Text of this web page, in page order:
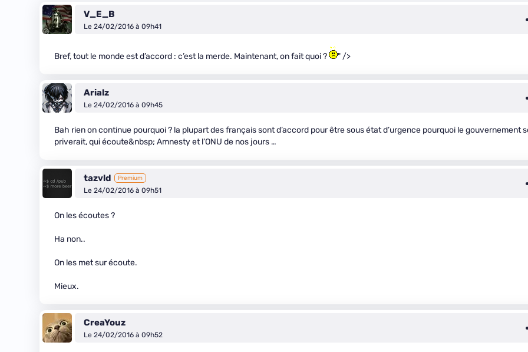
V_E_B
Le 24/02/2016 à 09h41
Bref, tout le monde est d’accord : c’est la merde. Maintenant, on fait quoi ? " />
Arialz
Le 24/02/2016 à 09h45
Bah rien on continue pourquoi ? la plupart des français sont d’accord pour être sous état d’urgence pourquoi le gouvernement
priverait, qui écoute&nbsp; Amnesty et l’ONU de nos jours …
tazvld Premium
Le 24/02/2016 à 09h51
On les écoutes ?
Ha non..
On les met sur écoute.
Mieux.
CreaYouz
Le 24/02/2016 à 09h52